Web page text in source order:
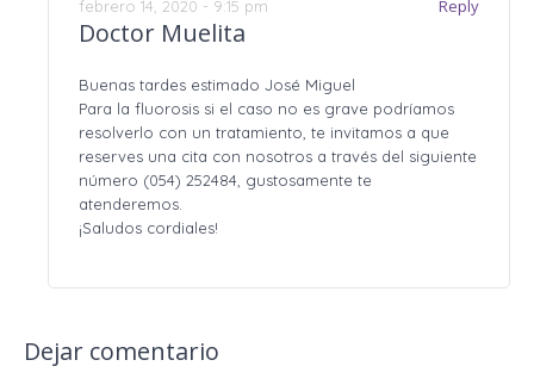
Reply
febrero 14, 2020 - 9:15 pm
Doctor Muelita
Buenas tardes estimado José Miguel
Para la fluorosis si el caso no es grave podríamos
resolverlo con un tratamiento, te invitamos a que
reserves una cita con nosotros a través del siguiente
número (054) 252484, gustosamente te
atenderemos.
¡Saludos cordiales!
Dejar comentario